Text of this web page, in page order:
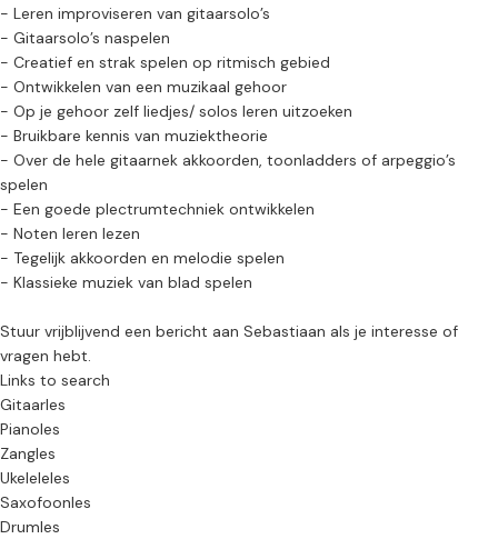
- Leren improviseren van gitaarsolo’s
- Gitaarsolo’s naspelen
- Creatief en strak spelen op ritmisch gebied
- Ontwikkelen van een muzikaal gehoor
- Op je gehoor zelf liedjes/ solos leren uitzoeken
- Bruikbare kennis van muziektheorie
- Over de hele gitaarnek akkoorden, toonladders of arpeggio’s
spelen
- Een goede plectrumtechniek ontwikkelen
- Noten leren lezen
- Tegelijk akkoorden en melodie spelen
- Klassieke muziek van blad spelen
Stuur vrijblijvend een bericht aan Sebastiaan als je interesse of
vragen hebt.
Links to search
Gitaarles
Pianoles
Zangles
Ukeleleles
Saxofoonles
Drumles